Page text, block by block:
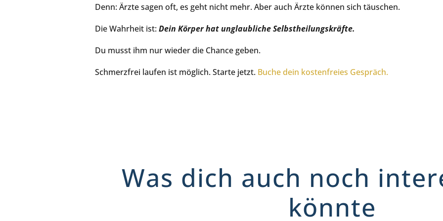
Denn: Ärzte sagen oft, es geht nicht mehr. Aber auch Ärzte können sich täuschen.
Die Wahrheit ist:Dein Körper hat unglaubliche Selbstheilungskräfte.
Du musst ihm nur wieder die Chance geben.
Schmerzfrei laufen ist möglich. Starte jetzt. Buche dein kostenfreies Gespräch.
Was dich auch noch
könnte